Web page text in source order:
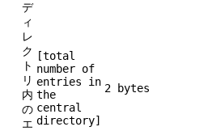
デ
ィ
レ
ク
ト
リ
内
の
エ
[total
number of
entries in
the
central
directory]
2 bytes